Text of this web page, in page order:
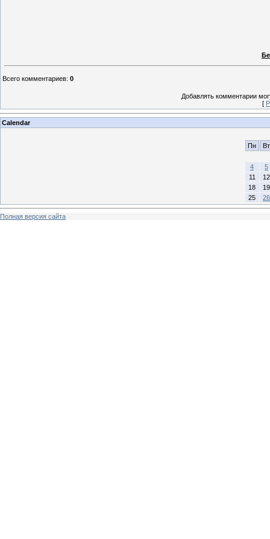
Всего комментариев: 0
Добавлять комментарии
[
Calendar
Пн Вт
4
5
11
12
18
19
25
26
Полная версия сайта